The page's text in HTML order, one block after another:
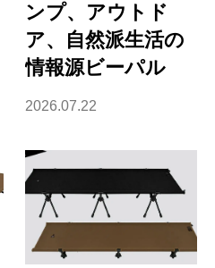
ンプ、アウトド
ア、自然派生活の
情報源ビーパル
2026.07.22